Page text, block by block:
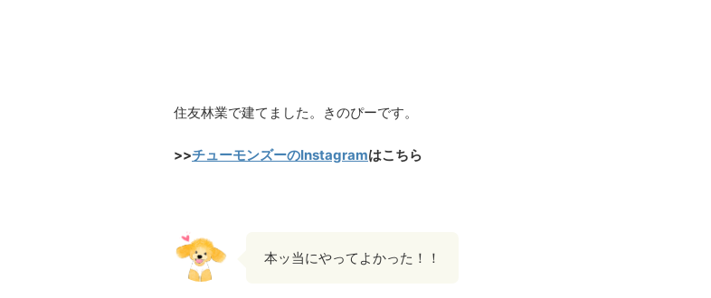
住友林業で建てました。きのぴーです。
>>チューモンズーのInstagramはこちら
本ッ当にやってよかった！！